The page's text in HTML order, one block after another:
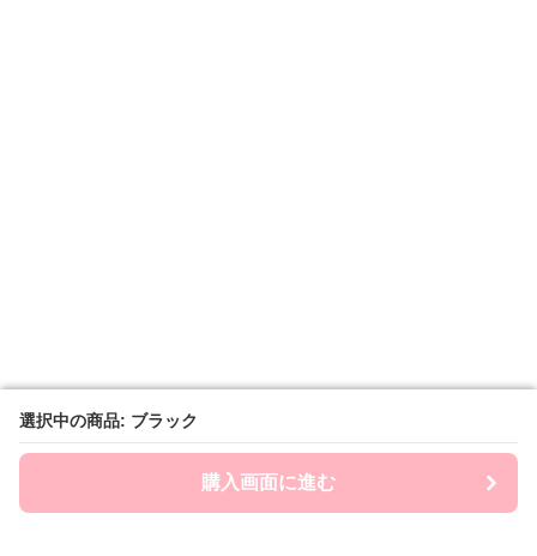
選択中の商品: ブラック
購入画面に進む
選択中の商品: ブラック
購入画面に進む